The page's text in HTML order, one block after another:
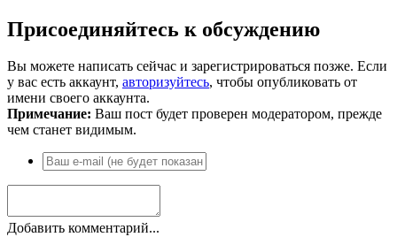
Присоединяйтесь к обсуждению
Вы можете написать сейчас и зарегистрироваться позже. Если
у вас есть аккаунт, авторизуйтесь, чтобы опубликовать от
имени своего аккаунта.
Примечание: Ваш пост будет проверен модератором, прежде
чем станет видимым.
Добавить комментарий...